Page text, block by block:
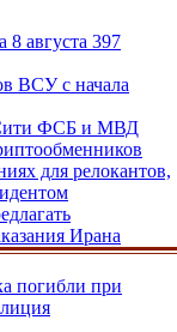
августа 397
ВСУ с начала
ФСБ и МВД
для релокантов,
Ирана
погибли при